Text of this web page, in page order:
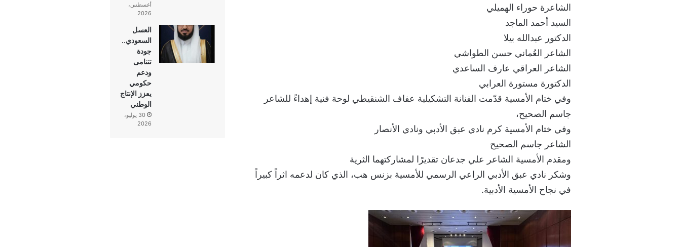
الشاعرة حوراء الهميلي
السيد أحمد الماجد
الدكتور عبدالله بيلا
الشاعر العُماني حسن الطواشي
الشاعر العراقي عارف الساعدي
الدكتورة مستورة العرابي
وفي ختام الأمسية قدّمت الفنانة التشكيلية عفاف الشنقيطي لوحة فنية إهداءً للشاعر
جاسم الصحيح،
وفي ختام الأمسية كرم نادي عبق الأدبي ونادي الأنصار
الشاعر جاسم الصحيح
ومقدم الأمسية الشاعر علي جدعان تقديرًا لمشاركتهما الثرية
وشكر نادي عبق الأدبي الراعي الرسمي للأمسية بزنس هب، الذي كان لدعمه اثراً كبيراً
في نجاح الأمسية الأدبية.
أغسطس،
2026
العسل
السعودي..
جودة
تتنامى
ودعم
حكومي
يعزز الإنتاج
الوطني
30 يوليو،
2026